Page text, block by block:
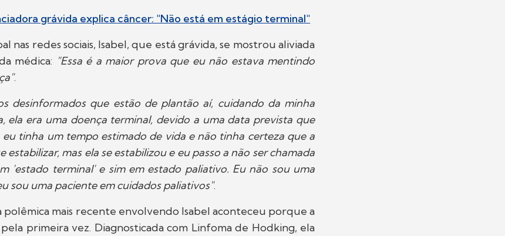
grávida explica câncer: "Não está em estágio terminal"
nas redes sociais, Isabel, que está grávida, se mostrou aliviada
médica: "Essa é a maior prova que eu não estava mentindo
.
desinformados que estão de plantão aí, cuidando da minha
ela era uma doença terminal, devido a uma data prevista que
tinha um tempo estimado de vida e não tinha certeza que a
estabilizar, mas ela se estabilizou e eu passo a não ser chamada
'estado terminal' e sim em estado paliativo. Eu não sou uma
sou uma paciente em cuidados paliativos".
polêmica mais recente envolvendo Isabel aconteceu porque a
primeira vez. Diagnosticada com Linfoma de Hodking, ela